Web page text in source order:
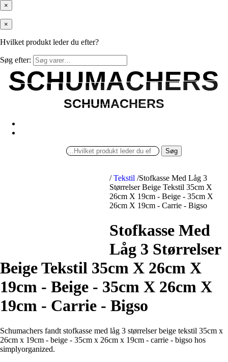
×
×
Hvilket produkt leder du efter?
Søg efter:
SCHUMACHERS
SCHUMACHERS
SCHUMACHERS
SCHUMACHERS
Søg
/ Tekstil /Stofkasse Med Låg 3
Størrelser Beige Tekstil 35cm X
26cm X 19cm - Beige - 35cm X
26cm X 19cm - Carrie - Bigso
Stofkasse Med
Låg 3 Størrelser
Beige Tekstil 35cm X 26cm X
19cm - Beige - 35cm X 26cm X
19cm - Carrie - Bigso
Schumachers fandt stofkasse med låg 3 størrelser beige tekstil 35cm x
26cm x 19cm - beige - 35cm x 26cm x 19cm - carrie - bigso hos
simplyorganized.